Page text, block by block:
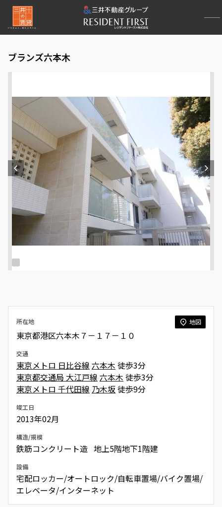
ブランズ六本木
所在地 地図
東京都港区六本木７－１７－１０
交通
東京メトロ 日比谷線 六本木 徒歩3分
東京都交通局 大江戸線 六本木 徒歩3分
東京メトロ 千代田線 乃木坂徒歩9分
竣工日
2013年02月
構造/規模
鉄筋コンクリート造 地上5階地下1階建
設備
宅配ロッカー/オートロック/自転車置場/バイク置場/
エレベータ/インターネット